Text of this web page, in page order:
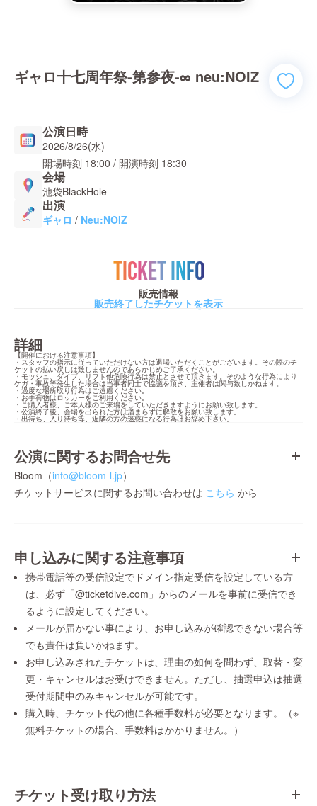
ギャロ十七周年祭-第参夜-∞ neu:NOIZ
公演日時
2026/8/26(水)
開場時刻 18:00 / 開演時刻 18:30
会場
池袋BlackHole
出演
ギャロ / Neu:NOIZ
TICKET INFO
販売情報
販売終了したチケットを表示
詳細
【開催における注意事項】
・スタッフの指示に従っていただけない方は退場いただくことがございます。その際のチ
ケットの払い戻しは致しませんのであらかじめご了承ください。
・モッシュ、ダイブ、リフト他危険行為は禁止とさせて頂きます。そのような行為により
ケガ・事故等発生した場合は当事者同士で協議を頂き、主催者は関与致しかねます。
・過度な場所取り行為はご遠慮ください。
・お手荷物はロッカーをご利用ください。
・ご購入者様、ご本人様のご来場をしていただきますようにお願い致します。
・公演終了後、会場を出られた方は溜まらずに解散をお願い致します。
・出待ち、入り待ち等、近隣の方の迷惑になる行為はお辞め下さい。
公演に関するお問合せ先
Bloom（info@bloom-l.jp）
チケットサービスに関するお問い合わせは こちら から
申し込みに関する注意事項
携帯電話等の受信設定でドメイン指定受信を設定している方
は、必ず「@ticketdive.com」からのメールを事前に受信でき
るように設定してください。
メールが届かない事により、お申し込みが確認できない場合等
でも責任は負いかねます。
お申し込みされたチケットは、理由の如何を問わず、取替・変
更・キャンセルはお受けできません。ただし、抽選申込は抽選
受付期間中のみキャンセルが可能です。
購入時、チケット代の他に各種手数料が必要となります。（※
無料チケットの場合、手数料はかかりません。）
チケット受け取り方法